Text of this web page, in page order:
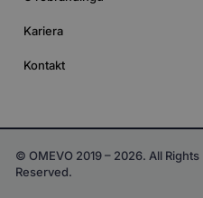
Kariera
Kontakt
© OMEVO 2019 – 2026. All Rights
Reserved.